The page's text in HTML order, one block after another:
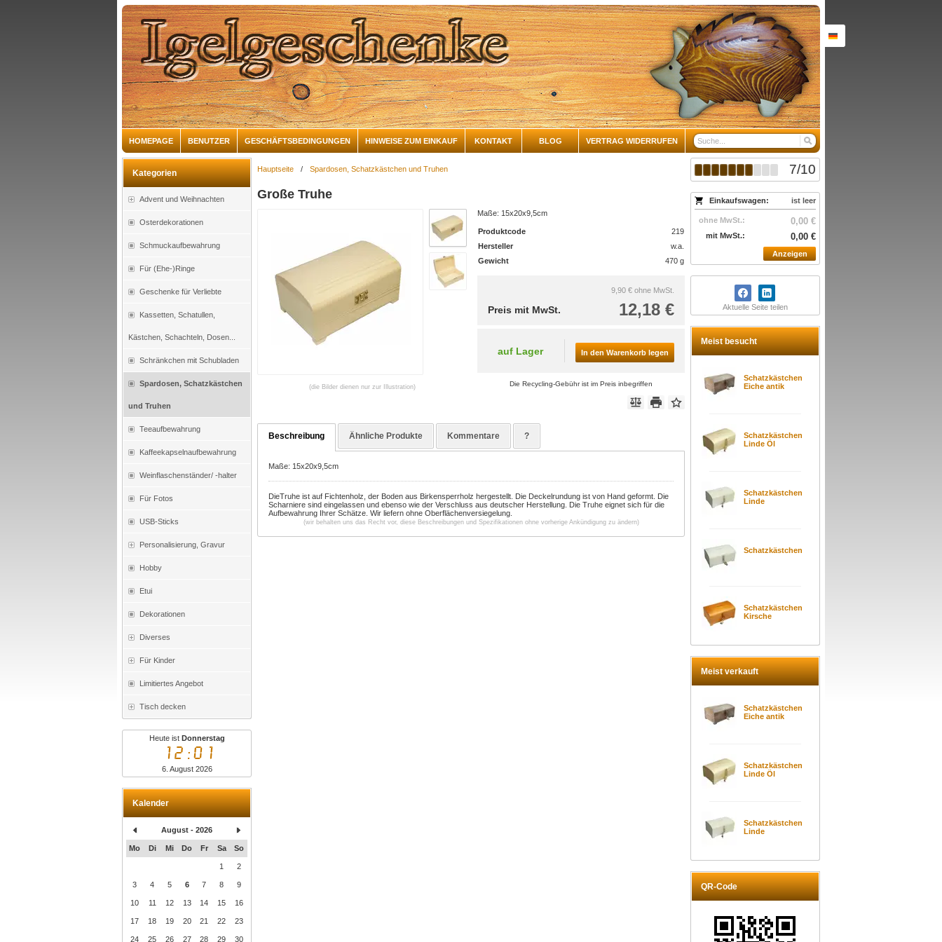
HOMEPAGE BENUTZER GESCHÄFTSBEDINGUNGEN HINWEISE ZUM EINKAUF KONTAKT BLOG VERTRAG WIDERRUFEN
Kategorien
Advent und Weihnachten
Osterdekorationen
Schmuckaufbewahrung
Für (Ehe-)Ringe
Geschenke für Verliebte
Kassetten, Schatullen,
Kästchen, Schachteln, Dosen...
Schränkchen mit Schubladen
Spardosen, Schatzkästchen
und Truhen
Teeaufbewahrung
Kaffeekapselnaufbewahrung
Weinflaschenständer/ -halter
Für Fotos
USB-Sticks
Personalisierung, Gravur
Hobby
Etui
Dekorationen
Diverses
Für Kinder
Limitiertes Angebot
Tisch decken
Heute ist Donnerstag
12:01
6. August 2026
Kalender
August - 2026
Mo Di Mi Do Fr Sa So
1 2
3 4 5 6 7 8 9
10 11 12 13 14 15 16
17 18 19 20 21 22 23
24 25 26 27 28 29 30
7/10
Einkaufswagen: ist leer
ohne MwSt.: 0,00 €
mit MwSt.: 0,00 €
Anzeigen
Aktuelle Seite teilen
Meist besucht
Schatzkästchen
Eiche antik
Schatzkästchen
Linde Öl
Schatzkästchen
Linde
Schatzkästchen
Schatzkästchen
Kirsche
Meist verkauft
Schatzkästchen
Eiche antik
Schatzkästchen
Linde Öl
Schatzkästchen
Linde
QR-Code
Hauptseite / Spardosen, Schatzkästchen und Truhen
Große Truhe
(die Bilder dienen nur zur Illustration)
Maße: 15x20x9,5cm
Produktcode
219
Hersteller
w.a.
Gewicht
470 g
9,90 € ohne MwSt.
12,18 €
Preis mit MwSt.
auf Lager In den Warenkorb legen
Die Recycling-Gebühr ist im Preis inbegriffen
Beschreibung Ähnliche Produkte Kommentare ?
Maße: 15x20x9,5cm
DieTruhe ist auf Fichtenholz, der Boden aus Birkensperrholz hergestellt. Die Deckelrundung ist von Hand geformt. Die
Scharniere sind eingelassen und ebenso wie der Verschluss aus deutscher Herstellung. Die Truhe eignet sich für die
Aufbewahrung Ihrer Schätze. Wir liefernohne Oberflächenversiegelung.
(wir behalten uns das Recht vor, diese Beschreibungen und Spezifikationen ohne vorherige Ankündigung zu ändern)